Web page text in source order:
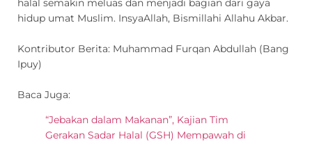
halal semakin meluas dan menjadi bagian dari gaya
hidup umat Muslim. InsyaAllah, Bismillahi Allahu Akbar.
Kontributor Berita: Muhammad Furqan Abdullah (Bang
Ipuy)
Baca Juga:
“Jebakan dalam Makanan”, Kajian Tim
Gerakan Sadar Halal (GSH) Mempawah di